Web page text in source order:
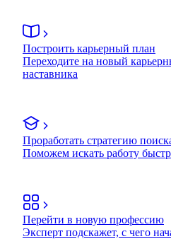
Построить карьерный план
Переходите на новый
наставника
Проработать стратегию
Поможем искать работу
Перейти в новую профессию
Эксперт подскажет, с чего